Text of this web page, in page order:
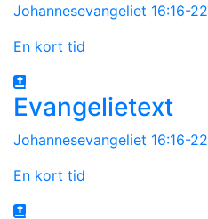
Johannesevangeliet 16:16-22
En kort tid
Evangelietext
Johannesevangeliet 16:16-22
En kort tid